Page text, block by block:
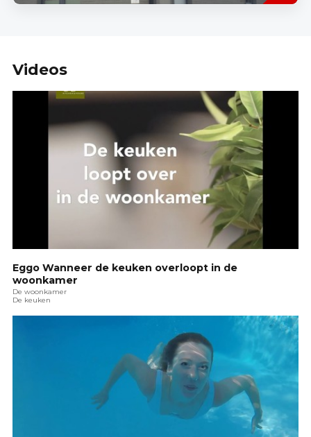
Videos
Eggo Wanneer de keuken overloopt in de
woonkamer
De woonkamer
De keuken